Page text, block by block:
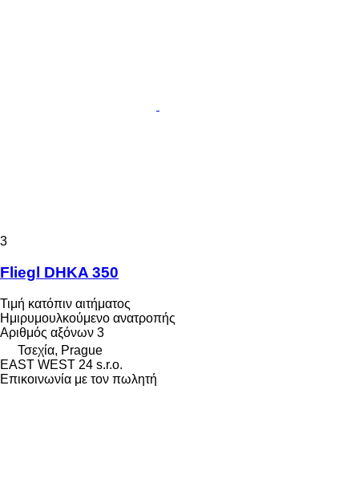
3
Fliegl DHKA 350
Τιμή κατόπιν αιτήματος
Ημιρυμουλκούμενο ανατροπής
Αριθμός αξόνων 3
Τσεχία, Prague
EAST WEST 24 s.r.o.
Επικοινωνία με τον πωλητή